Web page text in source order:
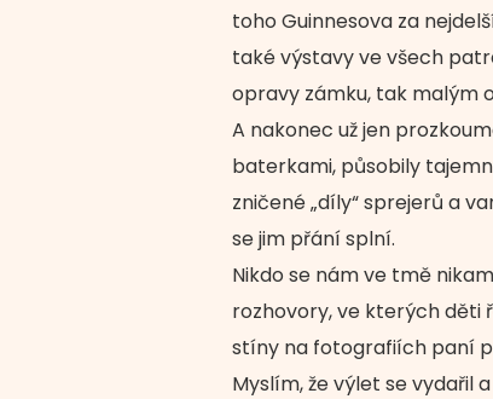
toho Guinnesova za
také výstavy ve všech
opravy zámku, tak malým
A nakonec už jen
baterkami, působily
zničené „díly“ sprejerů a
se jim přání splní.
Nikdo se nám ve tmě
rozhovory, ve kterých děti
stíny na fotografiích paní
Myslím, že výlet se vydařil